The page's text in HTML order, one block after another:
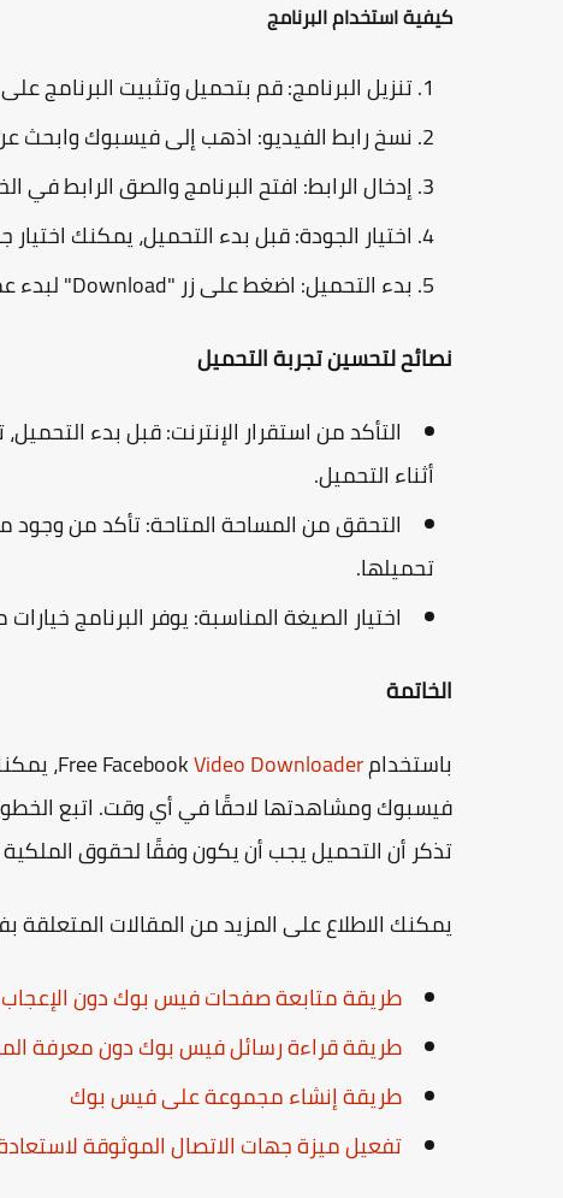
كيفية استخدام البرنامج
تنزيل البرنامج: قم بتحميل وتثبيت البرنامج
نسخ رابط الفيديو: اذهب إلى فيسبوك وابحث عن
إدخال الرابط: افتح البرنامج والصق الرابط في
اختيار الجودة: قبل بدء التحميل، يمكنك اختيار
بدء التحميل: اضغط على زر "Download" لبدء عملية التحميل.
نصائح لتحسين تجربة التحميل
التأكد من استقرار الإنترنت: قبل بدء
أثناء التحميل.
التحقق من المساحة المتاحة: تأكد من وجود
تحميلها.
اختيار الصيغة المناسبة: يوفر البرنامج
الخاتمة
باستخدام Free FacebookVideo Downloader
،
فيسبوك ومشاهدتها لاحقًا في أي وقت. اتبع
تذكر أن التحميل يجب أن يكون وفقًا لحقوق
يمكنك الاطلاع على المزيد من المقالات
طريقة متابعة صفحات فيس بوك دون
طريقة قراءة رسائل فيس بوك دون معرفة
طريقة إنشاء مجموعة على فيس بوك
تفعيل ميزة جهات الاتصال الموثوقة